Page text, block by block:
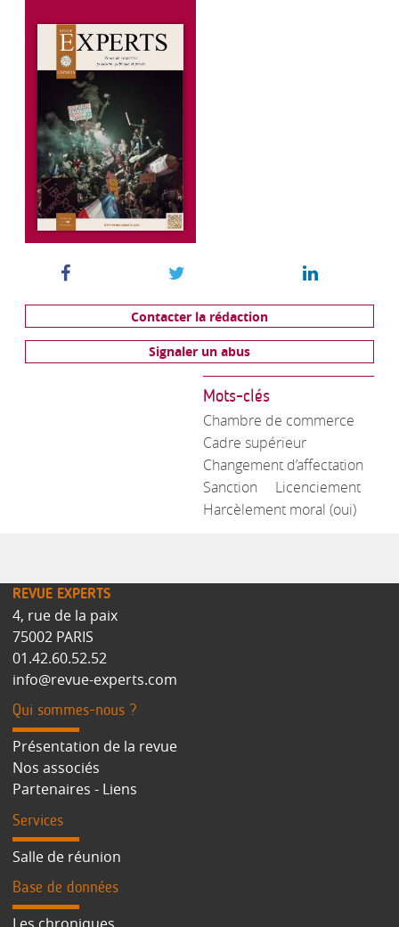
Contacter la rédaction
Signaler un abus
Mots-clés
Chambre de commerce
Cadre supérieur
Changement d’affectation
Sanction
Licenciement
Harcèlement moral (oui)
REVUE EXPERTS
4, rue de la paix
75002 PARIS
01.42.60.52.52
info@revue-experts.com
Qui sommes-nous ?
Présentation de la revue
Nos associés
Partenaires - Liens
Services
Salle de réunion
Base de données